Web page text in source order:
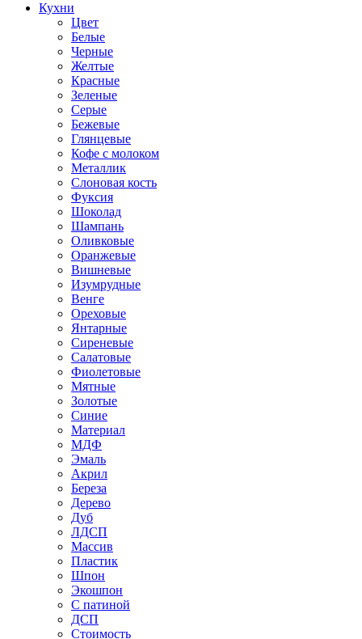
Кухни
Цвет
Белые
Черные
Желтые
Красные
Зеленые
Серые
Бежевые
Глянцевые
Кофе с молоком
Металлик
Слоновая кость
Фуксия
Шоколад
Шампань
Оливковые
Оранжевые
Вишневые
Изумрудные
Венге
Ореховые
Янтарные
Сиреневые
Салатовые
Фиолетовые
Мятные
Золотые
Синие
Материал
МДФ
Эмаль
Акрил
Береза
Дерево
Дуб
ЛДСП
Массив
Пластик
Шпон
Экошпон
С патиной
ДСП
Стоимость